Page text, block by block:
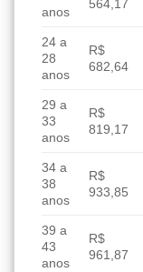
anos
564,17
24 a
28
anos
R$
682,64
29 a
33
anos
R$
819,17
34 a
38
anos
R$
933,85
39 a
43
anos
R$
961,87